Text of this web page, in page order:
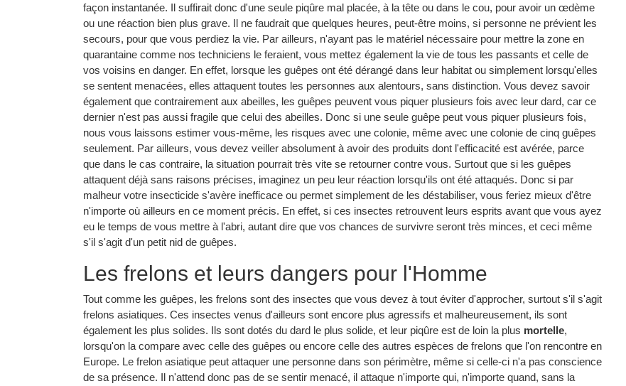
façon instantanée. Il suffirait donc d'une seule piqûre mal placée, à la tête ou dans le cou, pour avoir un œdème
ou une réaction bien plus grave. Il ne faudrait que quelques heures, peut-être moins, si personne ne prévient les
secours, pour que vous perdiez la vie. Par ailleurs, n'ayant pas le matériel nécessaire pour mettre la zone en
quarantaine comme nos techniciens le feraient, vous mettez également la vie de tous les passants et celle de
vos voisins en danger. En effet, lorsque les guêpes ont été dérangé dans leur habitat ou simplement lorsqu'elles
se sentent menacées, elles attaquent toutes les personnes aux alentours, sans distinction. Vous devez savoir
également que contrairement aux abeilles, les guêpes peuvent vous piquer plusieurs fois avec leur dard, car ce
dernier n'est pas aussi fragile que celui des abeilles. Donc si une seule guêpe peut vous piquer plusieurs fois,
nous vous laissons estimer vous-même, les risques avec une colonie, même avec une colonie de cinq guêpes
seulement. Par ailleurs, vous devez veiller absolument à avoir des produits dont l'efficacité est avérée, parce
que dans le cas contraire, la situation pourrait très vite se retourner contre vous. Surtout que si les guêpes
attaquent déjà sans raisons précises, imaginez un peu leur réaction lorsqu'ils ont été attaqués. Donc si par
malheur votre insecticide s'avère inefficace ou permet simplement de les déstabiliser, vous feriez mieux d'être
n'importe où ailleurs en ce moment précis. En effet, si ces insectes retrouvent leurs esprits avant que vous ayez
eu le temps de vous mettre à l'abri, autant dire que vos chances de survivre seront très minces, et ceci même
s'il s'agit d'un petit nid de guêpes.
Les frelons et leurs dangers pour l'Homme
Tout comme les guêpes, les frelons sont des insectes que vous devez à tout éviter d'approcher, surtout s'il s'agit
frelons asiatiques. Ces insectes venus d'ailleurs sont encore plus agressifs et malheureusement, ils sont
également les plus solides. Ils sont dotés du dard le plus solide, et leur piqûre est de loin la plus mortelle,
lorsqu'on la compare avec celle des guêpes ou encore celle des autres espèces de frelons que l'on rencontre en
Europe. Le frelon asiatique peut attaquer une personne dans son périmètre, même si celle-ci n'a pas conscience
de sa présence. Il n'attend donc pas de se sentir menacé, il attaque n'importe qui, n'importe quand, sans la